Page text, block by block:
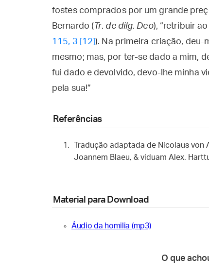
fostes comprados por um grande
Bernardo ( Tr. de dilg.Deo), “retribuir
115, 3 [12] ). Na primeira criação, deu-
mesmo; mas, por ter-se dado a mim,
fui dado e devolvido, devo-lhe minha
pela sua!”
Referências
Tradução adaptada de Nicolaus von
Joannem Blaeu, & viduam Alex.
Material para Download
Áudio da homilia (mp3)
O que